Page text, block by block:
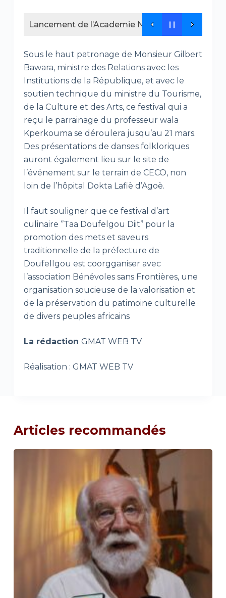
Lancement de l’Academie NEDEL Africa , un
Sous le haut patronage de Monsieur Gilbert
Bawara, ministre des Relations avec les
Institutions de la République, et avec le
soutien technique du ministre du Tourisme,
de la Culture et des Arts, ce festival qui a
reçu le parrainage du professeur wala
Kperkouma se déroulera jusqu’au 21 mars.
Des présentations de danses folkloriques
auront également lieu sur le site de
l’événement sur le terrain de CECO, non
loin de l’hôpital Dokta Lafiè d’Agoè.
Il faut souligner que ce festival d’art
culinaire ‘’Taa Doufelgou Diit’’ pour la
promotion des mets et saveurs
traditionnelle de la préfecture de
Doufellgou est coorgganiser avec
l’association Bénévoles sans Frontières, une
organisation soucieuse de la valorisation et
de la préservation du patimoine culturelle
de divers peuples africains
La rédaction GMAT WEB TV
Réalisation : GMAT WEB TV
Articles recommandés